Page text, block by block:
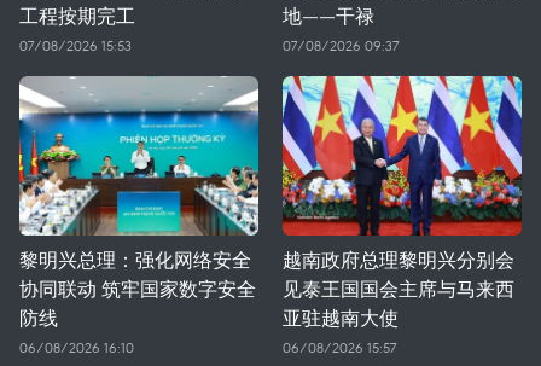
工程按期完工
07/08/2026 15:53
地——干禄
07/08/2026 09:37
黎明兴总理：强化网络安全
协同联动 筑牢国家数字安全
防线
06/08/2026 16:10
越南政府总理黎明兴分别会
见泰王国国会主席与马来西
亚驻越南大使
06/08/2026 15:57